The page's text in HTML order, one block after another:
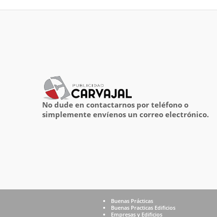
No dude en contactarnos por teléfono o
simplemente envíenos un correo electrónico.
Buenas Prácticas
Buenas Practicas Edificios
Empresas y Edificios